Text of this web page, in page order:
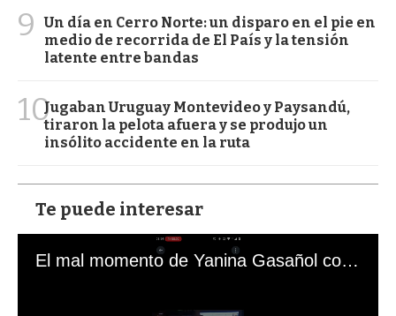
9
Un día en Cerro Norte: un disparo en el pie en
medio de recorrida de El País y la tensión
latente entre bandas
10Jugaban Uruguay Montevideo y Paysandú,
tiraron la pelota afuera y se produjo un
insólito accidente en la ruta
Te puede interesar
El mal momento de Yanina Gasañol con un hincha argentino en "Subrayado"